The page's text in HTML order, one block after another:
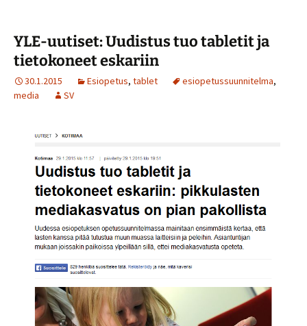
YLE-uutiset: Uudistus tuo tabletit ja
tietokoneet eskariin
30.1.2015 Esiopetus, tablet esiopetussuunnitelma,
media
SV